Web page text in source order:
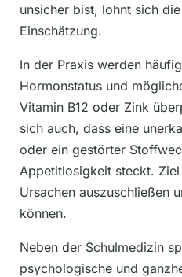
unsicher bist, lohnt sich
Einschätzung.
In der Praxis werden
Hormonstatus und
Vitamin B12 oder Zink
sich auch, dass eine
oder ein gestörter
Appetitlosigkeit steckt.
Ursachen auszuschließen
können.
Neben der Schulmedizin
psychologische und